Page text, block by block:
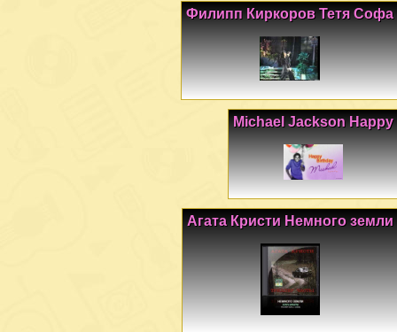
Филипп Киркоров Тетя Софа
Michael Jackson Happy
Агата Кристи Немного земли